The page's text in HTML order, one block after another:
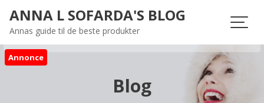
content
ANNA L SOFARDA'S BLOG
Annas guide til de beste produkter
Annonce
Blog